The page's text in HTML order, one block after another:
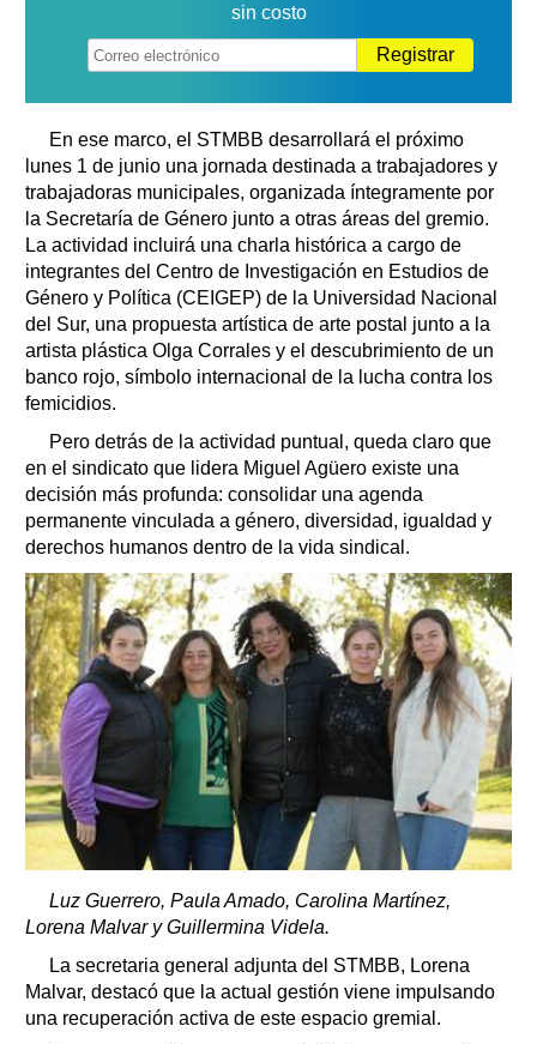
sin costo
Registrar
En ese marco, el STMBB desarrollará el próximo
lunes 1 de junio una jornada destinada a trabajadores y
trabajadoras municipales, organizada íntegramente por
la Secretaría de Género junto a otras áreas del gremio.
La actividad incluirá una charla histórica a cargo de
integrantes del Centro de Investigación en Estudios de
Género y Política (CEIGEP) de la Universidad Nacional
del Sur, una propuesta artística de arte postal junto a la
artista plástica Olga Corrales y el descubrimiento de un
banco rojo, símbolo internacional de la lucha contra los
femicidios.
Pero detrás de la actividad puntual, queda claro que
en el sindicato que lidera Miguel Agüero existe una
decisión más profunda: consolidar una agenda
permanente vinculada a género, diversidad, igualdad y
derechos humanos dentro de la vida sindical.
Luz Guerrero, Paula Amado, Carolina Martínez,
Lorena Malvar y Guillermina Videla.
La secretaria general adjunta del STMBB, Lorena
Malvar, destacó que la actual gestión viene impulsando
una recuperación activa de este espacio gremial.